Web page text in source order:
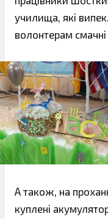
училища, які
волонтерам смачні
А також, на
куплені